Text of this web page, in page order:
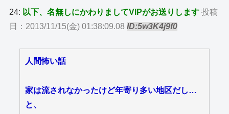
24: 以下、名無しにかわりましてVIPがお送りします 投稿
日：2013/11/15(金) 01:38:09.08ID:5w3K4j9f0
人間怖い話
家は流されなかったけど年寄り多い地区だし…
と、